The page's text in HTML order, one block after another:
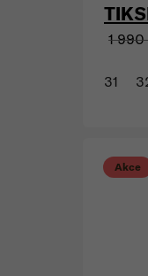
1 990
31
Akce